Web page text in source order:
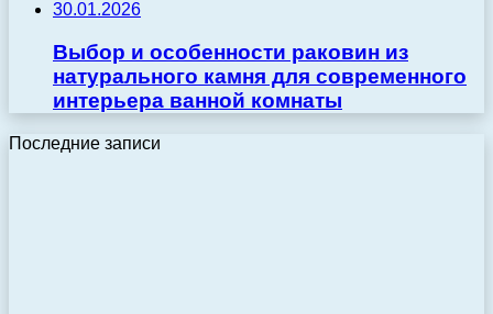
30.01.2026
Выбор и особенности раковин из
натурального камня для современного
интерьера ванной комнаты
Последние записи